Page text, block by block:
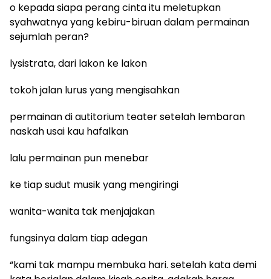
o kepada siapa perang cinta itu meletupkan
syahwatnya yang kebiru-biruan dalam permainan
sejumlah peran?
lysistrata, dari lakon ke lakon
tokoh jalan lurus yang mengisahkan
permainan di autitorium teater setelah lembaran
naskah usai kau hafalkan
lalu permainan pun menebar
ke tiap sudut musik yang mengiringi
wanita-wanita tak menjajakan
fungsinya dalam tiap adegan
“kami tak mampu membuka hari. setelah kata demi